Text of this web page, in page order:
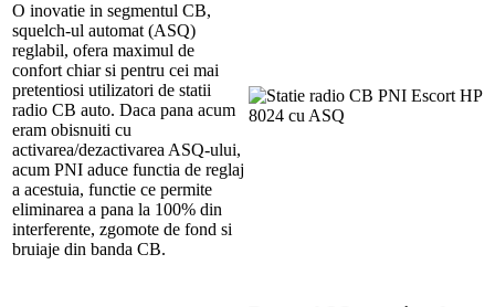
O inovatie in segmentul CB,
squelch-ul automat (ASQ)
reglabil, ofera maximul de
confort chiar si pentru cei mai
pretentiosi utilizatori de statii
radio CB auto. Daca pana acum
eram obisnuiti cu
activarea/dezactivarea ASQ-ului,
acum PNI aduce functia de reglaj
a acestuia, functie ce permite
eliminarea a pana la 100% din
interferente, zgomote de fond si
bruiaje din banda CB.